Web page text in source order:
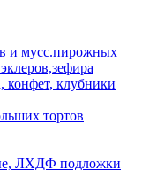
и мусс.пирожных
конфет, клубники
тортов
ЛХДФ подложки